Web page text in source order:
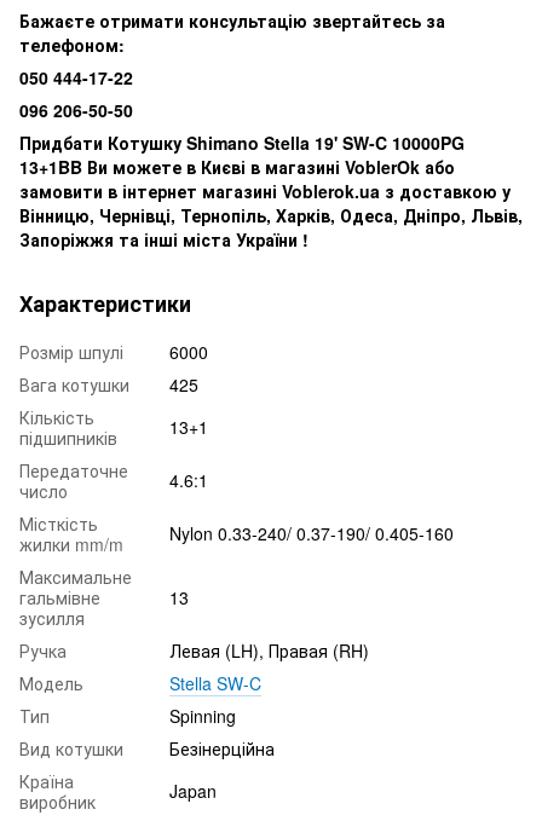
Бажаєте отримати консультацію звертайтесь за
телефоном:
050 444-17-22
096 206-50-50
Придбати Котушку Shimano Stella 19' SW-C 10000PG
13+1BB Ви можете в Києві в магазині VoblerOk або
замовити в інтернет магазині Voblerok.ua з доставкою у
Вінницю, Чернівці, Тернопіль, Харків, Одеса, Дніпро, Львів,
Запоріжжя та інші міста України !
Характеристики
Розмір шпулі
6000
Вага котушки
425
Кількість
підшипників
13+1
Передаточне
число
4.6:1
Місткість
жилки mm/m
Nylon 0.33-240/ 0.37-190/ 0.405-160
Максимальне
гальмівне
зусилля
13
Ручка
Левая (LH), Правая (RH)
Модель
Stella SW-C
Тип
Spinning
Вид котушки
Безінерційна
Країна
виробник
Japan